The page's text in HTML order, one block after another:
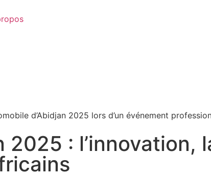
2025 :